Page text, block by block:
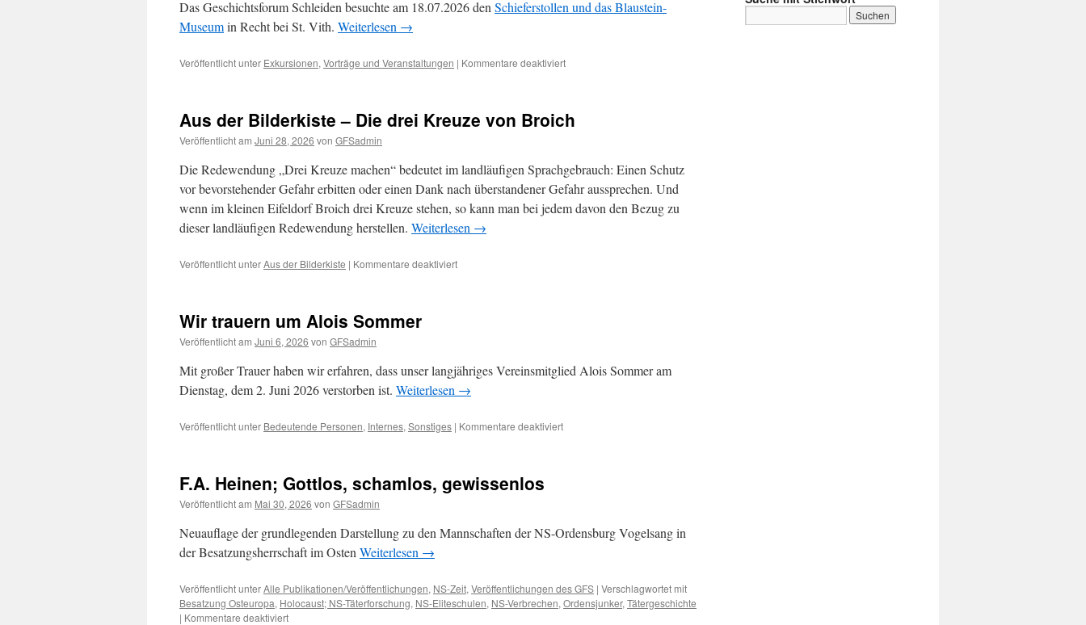
Das Geschichtsforum Schleiden besuchte am 18.07.2026 den Schieferstollen und das Blaustein-
Museumin Recht bei St. Vith. Weiterlesen →
Veröffentlicht unter Exkursionen, Vorträge und Veranstaltungen | Kommentare deaktiviertfür
der
Aus der Bilderkiste – Die drei Kreuze von Broich
Veröffentlicht am Juni 28, 2026 von GFSadmin
Die Redewendung „Drei Kreuze machen“ bedeutet im landläufigen Sprachgebrauch: Einen Schutz
vor bevorstehender Gefahr erbitten oder einen Dank nach überstandener Gefahr aussprechen. Und
wenn im kleinen Eifeldorf Broich drei Kreuze stehen, so kann man bei jedem davon den Bezug zu
dieser landläufigen Redewendung herstellen. Weiterlesen →
Veröffentlicht unterAus der Bilderkiste | Kommentare deaktiviertfür
Kreuze
von
Broich
Wir trauern um Alois Sommer
Veröffentlicht am Juni 6, 2026 von GFSadmin
Mit großer Trauer haben wir erfahren, dass unser langjähriges Vereinsmitglied Alois Sommer am
Dienstag, dem 2. Juni 2026 verstorben ist. Weiterlesen →
Veröffentlicht unter Bedeutende Personen, Internes, Sonstiges | Kommentare deaktiviertfür
F.A. Heinen; Gottlos, schamlos, gewissenlos
Veröffentlicht am Mai 30, 2026 von GFSadmin
Neuauflage der grundlegenden Darstellung zu den Mannschaften der NS-Ordensburg Vogelsang in
der Besatzungsherrschaft im Osten Weiterlesen →
Veröffentlicht unterAlle Publikationen/Veröffentlichungen, NS-Zeit, Veröffentlichungen des GFS | Verschlagwortet mit
Besatzung Osteuropa, Holocaust; NS-Täterforschung, NS-Eliteschulen, NS-Verbrechen, Ordensjunker, Tätergeschichte
| Kommentare deaktiviertfür